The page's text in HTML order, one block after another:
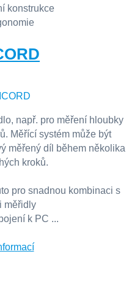
konstrukce
např. pro měření hloubky
Měřící systém může být
měřený díl během několika
kroků.
pro snadnou kombinaci s
měřidly
k PC ...